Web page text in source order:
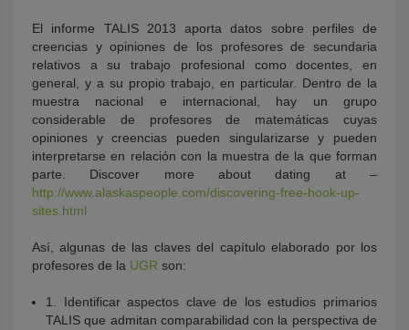
El informe TALIS 2013 aporta datos sobre perfiles de
creencias y opiniones de los profesores de secundaria
relativos a su trabajo profesional como docentes, en
general, y a su propio trabajo, en particular. Dentro de la
muestra nacional e internacional, hay un grupo
considerable de profesores de matemáticas cuyas
opiniones y creencias pueden singularizarse y pueden
interpretarse en relación con la muestra de la que forman
parte. Discover more about dating at –
http://www.alaskaspeople.com/discovering-free-hook-up-
sites.html
Así, algunas de las claves del capítulo elaborado por los
profesores de la UGR son:
1. Identificar aspectos clave de los estudios primarios
TALIS que admitan comparabilidad con la perspectiva de